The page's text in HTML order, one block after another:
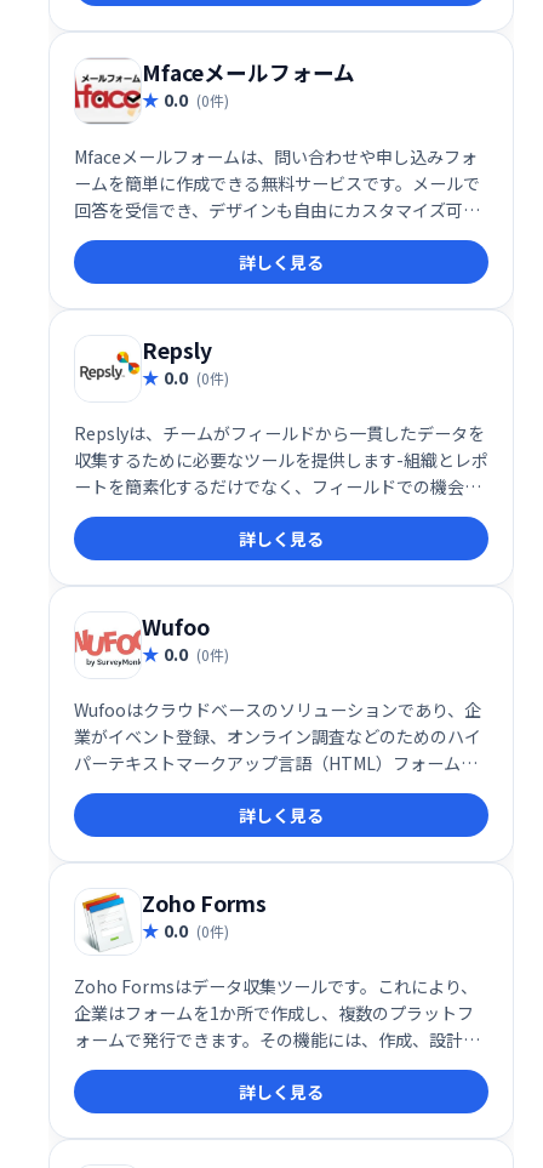
Mfaceメールフォーム
0.0 (0件)
Mfaceメールフォームは、問い合わせや申し込みフォ
ームを簡単に作成できる無料サービスです。メールで
回答を受信でき、デザインも自由にカスタマイズ可能
です。携帯電話からも利用でき、SSL暗号化通信に対
応しているのでセキュリティも安心です。商用サイト
でも利用でき、手軽に導入できます。問い合わせフォ
ーム作成にお困りの方は、ぜひMfaceメールフォーム
をご利用ください。
詳しく見る
Repsly
0.0 (0件)
Repslyは、チームがフィールドから一貫したデータを
収集するために必要なツールを提供します-組織とレポ
ートを簡素化するだけでなく、フィールドでの機会に
俊敏に対応できるようにします。
詳しく見る
Wufoo
0.0 (0件)
Wufooはクラウドベースのソリューションであり、企
業がイベント登録、オンライン調査などのためのハイ
パーテキストマークアップ言語（HTML）フォームを
作成するプロセスを自動化するのに役立ちます。主な
機能には、リモートアクセス、ブランディング、アラ
ート/通知、Secure Sockets Layer（SSL）暗号化、ソ
ーシャルシェアリングなどがあります。
詳しく見る
Zoho Forms
0.0 (0件)
Zoho Formsはデータ収集ツールです。これにより、
企業はフォームを1か所で作成し、複数のプラットフ
ォームで発行できます。その機能には、作成、設計、
公開、通知、統合、分析が含まれます。これらの機能
は、フォームのパーソナライズとPDFの作成に役立ち
ます。ユーザーは電子メール警告を構成することもで
きます。
詳しく見る